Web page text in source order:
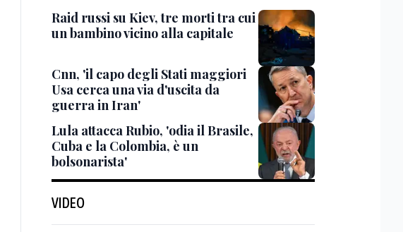
Raid russi su Kiev, tre morti tra cui
un bambino vicino alla capitale
Cnn, 'il capo degli Stati maggiori
Usa cerca una via d'uscita da
guerra in Iran'
Lula attacca Rubio, 'odia il Brasile,
Cuba e la Colombia, è un
bolsonarista'
VIDEO